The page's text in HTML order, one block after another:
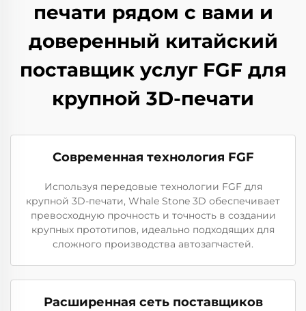
печати рядом с вами и
доверенный китайский
поставщик услуг FGF для
крупной 3D-печати
Современная технология FGF
Используя передовые технологии FGF для
крупной 3D-печати, Whale Stone 3D обеспечивает
превосходную прочность и точность в создании
крупных прототипов, идеально подходящих для
сложного производства автозапчастей.
Расширенная сеть поставщиков